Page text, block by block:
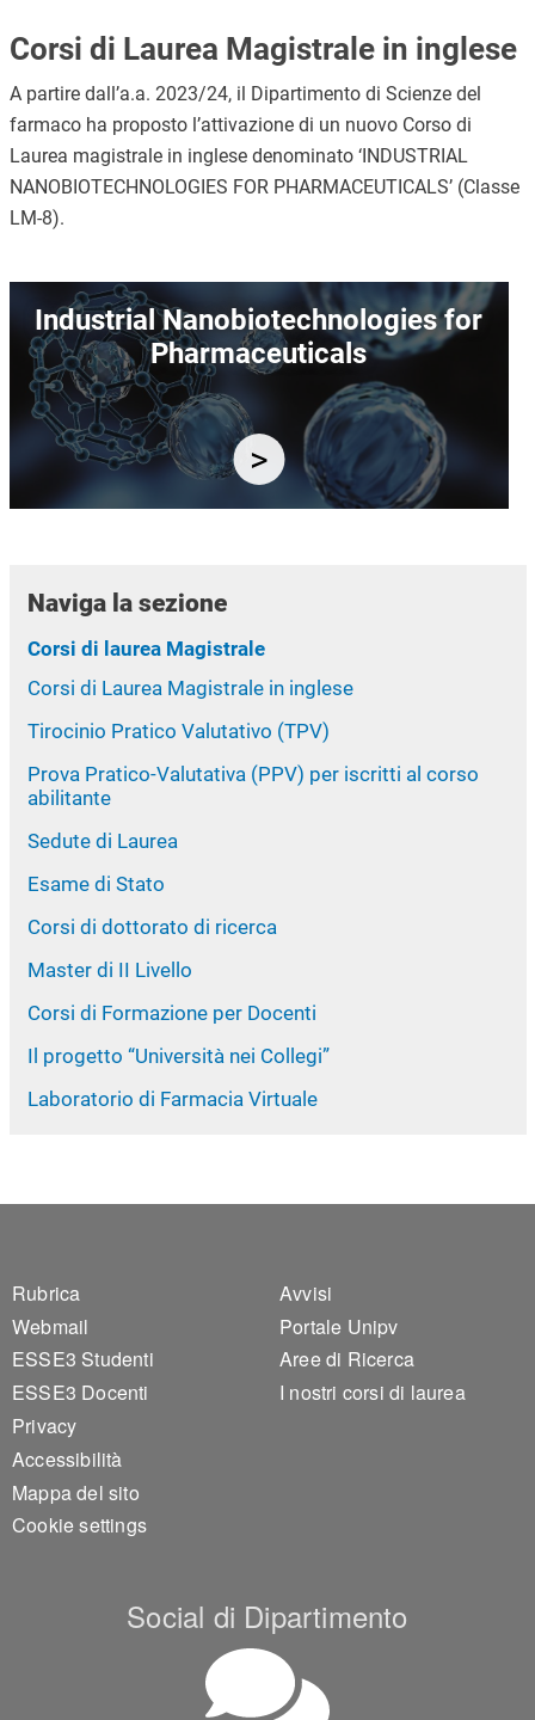
Corsi di Laurea Magistrale in inglese
A partire dall’a.a. 2023/24, il Dipartimento di Scienze del
farmaco ha proposto l’attivazione di un nuovo Corso di
Laurea magistrale in inglese denominato ‘INDUSTRIAL
NANOBIOTECHNOLOGIES FOR PHARMACEUTICALS’ (Classe
LM-8).
Immagine
Industrial Nanobiotechnologies for
Pharmaceuticals
Naviga la sezione
Corsi di laurea Magistrale
Corsi di Laurea Magistrale in inglese
Tirocinio Pratico Valutativo (TPV)
Prova Pratico-Valutativa (PPV) per iscritti al corso
abilitante
Sedute di Laurea
Esame di Stato
Corsi di dottorato di ricerca
Master di II Livello
Corsi di Formazione per Docenti
Il progetto “Università nei Collegi”
Laboratorio di Farmacia Virtuale
Footer 1
Rubrica
Webmail
ESSE3 Studenti
ESSE3 Docenti
Privacy
Accessibilità
Mappa del sito
Cookie settings
Footer 2
Avvisi
Portale Unipv
Aree di Ricerca
I nostri corsi di laurea
Social di Dipartimento